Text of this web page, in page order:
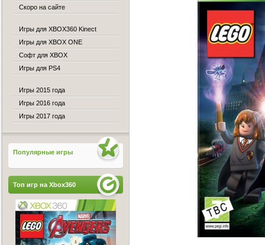
Скоро на сайте
Игры для XBOX360 Kinect
Игры для XBOX ONE
Софт для XBOX
Игры для PS4
Игры 2015 года
Игры 2016 года
Игры 2017 года
Популярные игры
Топ игр на Xbox360